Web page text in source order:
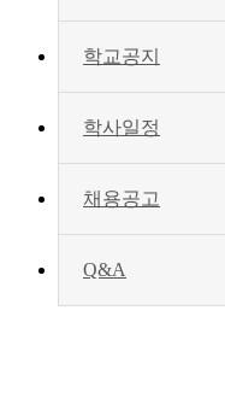
학교공지
학사일정
채용공고
Q&A